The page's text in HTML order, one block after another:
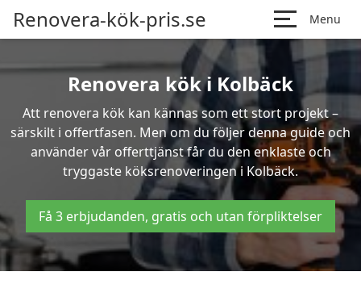
Renovera-kök-pris.se Menu
Renovera kök i Kolbäck
Att renovera kök kan kännas som ett stort projekt –
särskilt i offertfasen. Men om du följer denna guide och
använder vår offerttjänst får du den enklaste och
tryggaste köksrenoveringen i Kolbäck.
Få 3 erbjudanden, gratis och utan förpliktelser